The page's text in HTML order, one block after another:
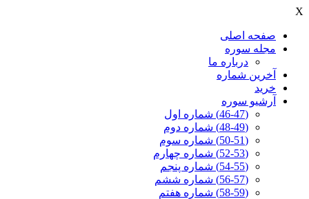
X
صفحه اصلی
مجله سوره
درباره ما
آخرين شماره
خرید
آرشیو سوره
(46-47) شماره اول
(48-49) شماره دوم
(50-51) شماره سوم
(52-53) شماره چهارم
(54-55) شماره پنجم
(56-57) شماره ششم
(58-59) شماره هفتم